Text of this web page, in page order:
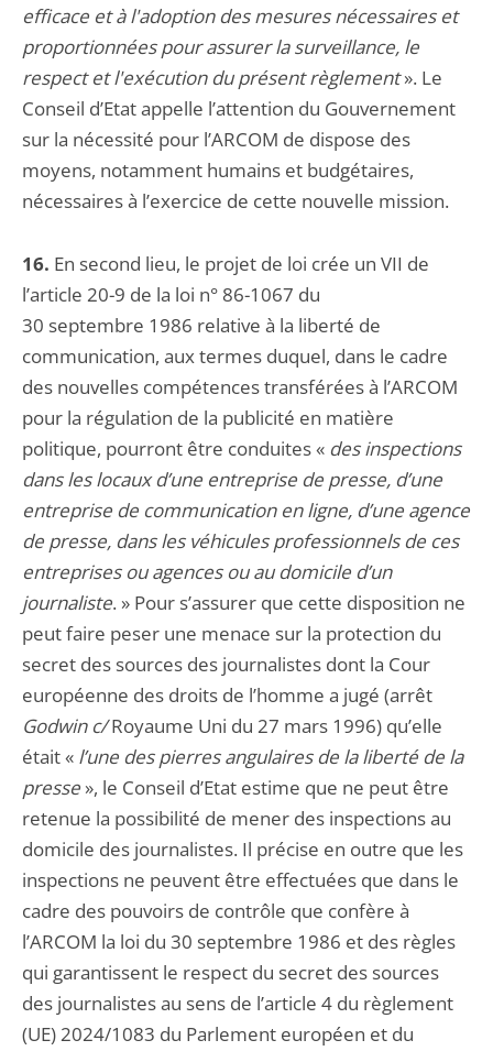
efficace et à l'adoption des mesures nécessaires et
proportionnées pour assurer la surveillance, le
respect et l'exécution du présent règlement». Le
Conseil d’Etat appelle l’attention du Gouvernement
sur la nécessité pour l’ARCOM de dispose des
moyens, notamment humains et budgétaires,
nécessaires à l’exercice de cette nouvelle mission.
16. En second lieu, le projet de loi crée un VII de
l’article 20-9 de la loi n° 86-1067 du
30 septembre 1986 relative à la liberté de
communication, aux termes duquel, dans le cadre
des nouvelles compétences transférées à l’ARCOM
pour la régulation de la publicité en matière
politique, pourront être conduites « des inspections
dans les locaux d’une entreprise de presse, d’une
entreprise de communication en ligne, d’une agence
de presse, dans les véhicules professionnels de ces
entreprises ou agences ou au domicile d’un
journaliste. » Pour s’assurer que cette disposition ne
peut faire peser une menace sur la protection du
secret des sources des journalistes dont la Cour
européenne des droits de l’homme a jugé (arrêt
Godwin c/Royaume Uni du 27 mars 1996) qu’elle
était « l’une des pierres angulaires de la liberté de la
presse », le Conseil d’Etat estime que ne peut être
retenue la possibilité de mener des inspections au
domicile des journalistes. Il précise en outre que les
inspections ne peuvent être effectuées que dans le
cadre des pouvoirs de contrôle que confère à
l’ARCOM la loi du 30 septembre 1986 et des règles
qui garantissent le respect du secret des sources
des journalistes au sens de l’article 4 du règlement
(UE) 2024/1083 du Parlement européen et du